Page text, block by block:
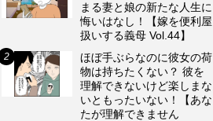
まる妻と娘の新たな人生に
悔いはなし！【嫁を便利屋
扱いする義母 Vol.44】
ほぼ手ぶらなのに彼女の荷
物は持ちたくない？ 彼を
理解できないけど楽しまな
いともったいない！【あな
たが理解できません